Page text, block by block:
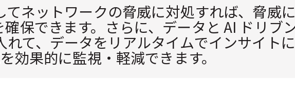
ネットワークの脅威に対処すれば、脅威
保できます。さらに、データと AI ドリブ
て、データをリアルタイムでインサイト
効果的に監視・軽減できます。